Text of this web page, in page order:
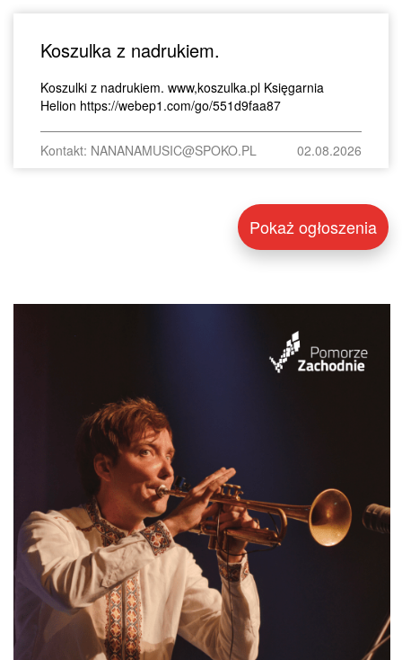
Koszulka z nadrukiem.
Koszulki z nadrukiem. www,koszulka.pl Księgarnia
Helion https://webep1.com/go/551d9faa87
Kontakt: NANANAMUSIC@SPOKO.PL 02.08.2026
Pokaż ogłoszenia